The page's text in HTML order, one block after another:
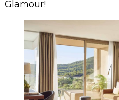
Glamour!